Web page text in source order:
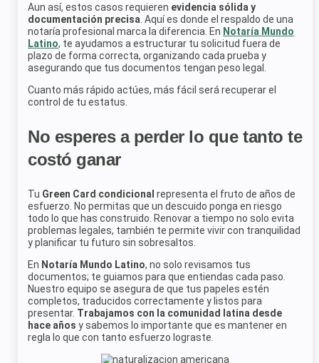
Aun así, estos casos requieren evidencia sólida y
documentación precisa . Aquí es donde el respaldo de una
notaría profesional marca la diferencia. En Notaría Mundo
Latino, te ayudamos a estructurar tu solicitud fuera de
plazo de forma correcta, organizando cada prueba y
asegurando que tus documentos tengan peso legal.
Cuanto más rápido actúes, más fácil será recuperar el
control de tu estatus.
No esperes a perder lo que tanto te
costó ganar
Tu Green Card condicional representa el fruto de años de
esfuerzo. No permitas que un descuido ponga en riesgo
todo lo que has construido. Renovar a tiempo no solo evita
problemas legales, también te permite vivir con tranquilidad
y planificar tu futuro sin sobresaltos.
En Notaría Mundo Latino, no solo revisamos tus
documentos; te guiamos para que entiendas cada paso.
Nuestro equipo se asegura de que tus papeles estén
completos, traducidos correctamente y listos para
presentar. Trabajamos con la comunidad latina desde
hace años y sabemos lo importante que es mantener en
regla lo que con tanto esfuerzo lograste.